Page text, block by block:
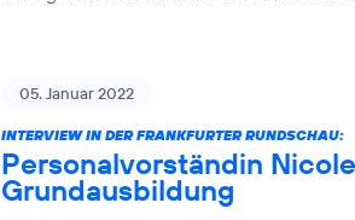
05. Januar 2022
INTERVIEW IN DER FRANKFURTER RUNDSCHAU:
Personalvorständin
Grundausbildung